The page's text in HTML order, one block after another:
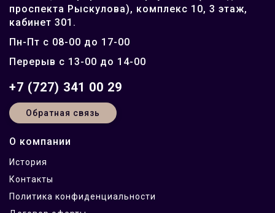
проспекта Рыскулова), комплекс 10, 3 этаж,
кабинет 301.
Пн-Пт с 08-00 до 17-00
Перерыв с 13-00 до 14-00
+7 (727) 341 00 29
Обратная связь
О компании
История
Контакты
Политика конфиденциальности